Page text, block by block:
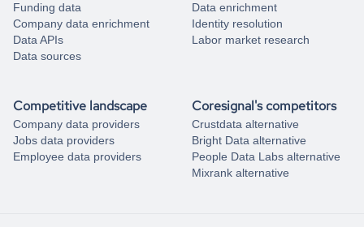
Funding data
Company data enrichment
Data APIs
Data sources
Data enrichment
Identity resolution
Labor market research
Competitive landscape
Company data providers
Jobs data providers
Employee data providers
Coresignal's competitors
Crustdata alternative
Bright Data alternative
People Data Labs alternative
Mixrank alternative